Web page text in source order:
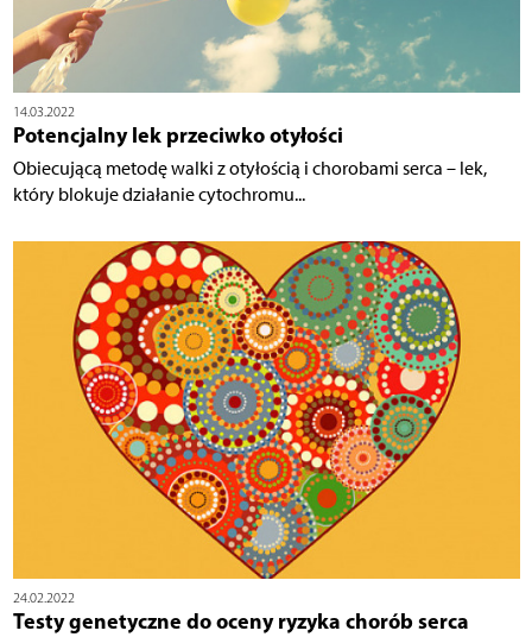
14.03.2022
Potencjalny lek przeciwko otyłości
Obiecującą metodę walki z otyłością i chorobami serca – lek,
który blokuje działanie cytochromu...
24.02.2022
Testy genetyczne do oceny ryzyka chorób serca